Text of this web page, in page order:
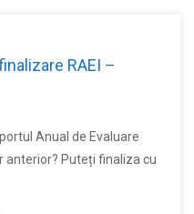
RAEI –
Anual de Evaluare
anterior? Puteți finaliza cu